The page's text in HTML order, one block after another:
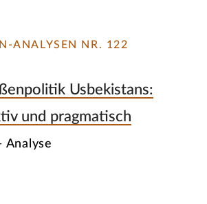
ANALYSEN NR. 122
Usbekistans:
und pragmatisch
Analyse